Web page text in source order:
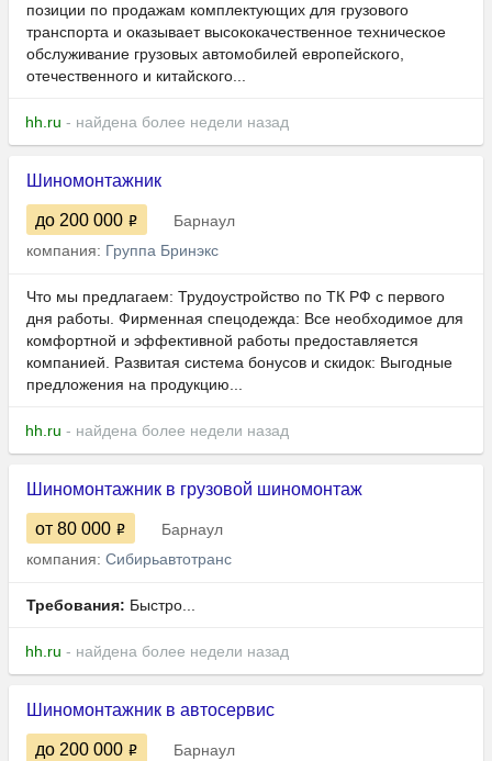
позиции по продажам комплектующих для грузового
транспорта и оказывает высококачественное техническое
обслуживание грузовых автомобилей европейского,
отечественного и китайского...
hh.ru - найдена более недели назад
Шиномонтажник
до 200 000
Барнаул
компания: Группа Бринэкс
Что мы предлагаем: Трудоустройство по ТК РФ с первого
дня работы. Фирменная спецодежда: Все необходимое для
комфортной и эффективной работы предоставляется
компанией. Развитая система бонусов и скидок: Выгодные
предложения на продукцию...
hh.ru - найдена более недели назад
Шиномонтажник в грузовой шиномонтаж
от 80 000
Барнаул
компания: Сибирьавтотранс
Требования: Быcтро...
hh.ru - найдена более недели назад
Шиномонтажник в автосервис
до 200 000
Барнаул